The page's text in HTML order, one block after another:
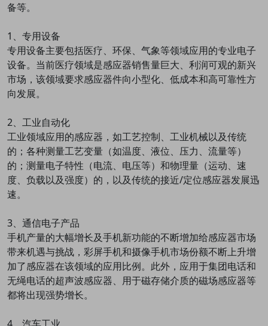
备等。
1、专用设备
专用设备主要包括医疗、环保、气象等领域应用的专业电子
设备。当前医疗领域是感应器销售量巨大、利润可观的新兴
市场，该领域要求感应器件向小型化、低成本和高可靠性方
向发展。
2、工业自动化
工业领域应用的感应器，如工艺控制、工业机械以及传统
的；各种测量工艺变量（如温度、液位、压力、流量等）
的；测量电子特性（电流、电压等）和物理量（运动、速
度、负载以及强度）的，以及传统的接近/定位感应器发展迅
速。
3、通信电子产品
手机产量的大幅增长及手机新功能的不断增加给感应器市场
带来机遇与挑战，彩屏手机和摄像手机市场份额不断上升增
加了感应器在该领域的应用比例。此外，应用于集团电话和
无绳电话的超声波感应器、用于磁存储介质的磁场感应器等
都将出现强势增长。